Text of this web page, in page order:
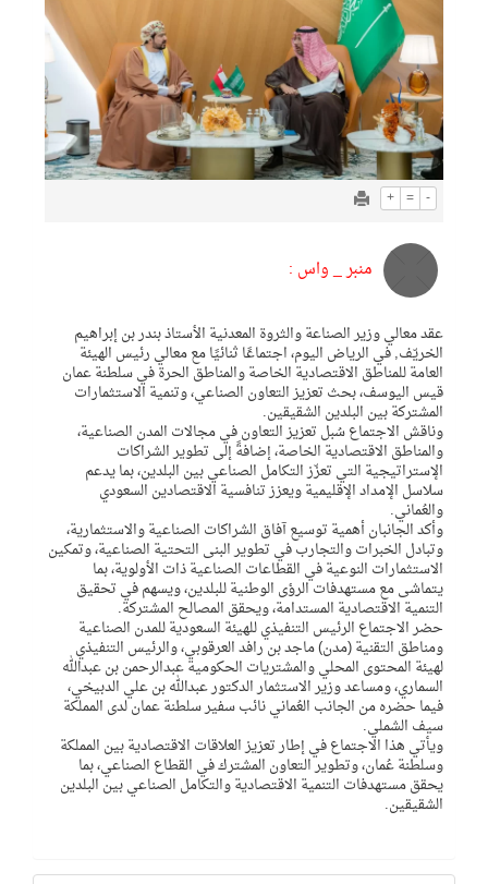
+ = -
منبر _ واس :
عقد معالي وزير الصناعة والثروة المعدنية الأستاذ بندر بن إبراهيم
الخريّف, في الرياض اليوم، اجتماعًا ثنائيًا مع معالي رئيس الهيئة
العامة للمناطق الاقتصادية الخاصة والمناطق الحرة في سلطنة عمان
قيس اليوسف، بحث تعزيز التعاون الصناعي، وتنمية الاستثمارات
المشتركة بين البلدين الشقيقين.
وناقش الاجتماع سُبل تعزيز التعاون في مجالات المدن الصناعية،
والمناطق الاقتصادية الخاصة، إضافةً إلى تطوير الشراكات
الإستراتيجية التي تعزّز التكامل الصناعي بين البلدين، بما يدعم
سلاسل الإمداد الإقليمية ويعزز تنافسية الاقتصادين السعودي
والعُماني.
وأكد الجانبان أهمية توسيع آفاق الشراكات الصناعية والاستثمارية،
وتبادل الخبرات والتجارب في تطوير البنى التحتية الصناعية، وتمكين
الاستثمارات النوعية في القطاعات الصناعية ذات الأولوية، بما
يتماشى مع مستهدفات الرؤى الوطنية للبلدين، ويسهم في تحقيق
التنمية الاقتصادية المستدامة، ويحقق المصالح المشتركة.
حضر الاجتماع الرئيس التنفيذي للهيئة السعودية للمدن الصناعية
ومناطق التقنية (مدن) ماجد بن رافد العرقوبي، والرئيس التنفيذي
لهيئة المحتوى المحلي والمشتريات الحكومية عبدالرحمن بن عبدالله
السماري، ومساعد وزير الاستثمار الدكتور عبدالله بن علي الدبيخي،
فيما حضره من الجانب العُماني نائب سفير سلطنة عمان لدى المملكة
سيف الشملي.
ويأتي هذا الاجتماع في إطار تعزيز العلاقات الاقتصادية بين المملكة
وسلطنة عُمان، وتطوير التعاون المشترك في القطاع الصناعي، بما
يحقق مستهدفات التنمية الاقتصادية والتكامل الصناعي بين البلدين
الشقيقين.